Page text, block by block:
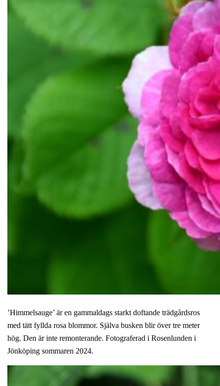
’Himmelsauge’ är en gammaldags starkt doftande trädgårdsros
med tätt fyllda rosa blommor. Själva busken blir över tre meter
hög. Den är inte remonterande. Fotograferad i Rosenlunden i
Jönköping sommaren 2024.